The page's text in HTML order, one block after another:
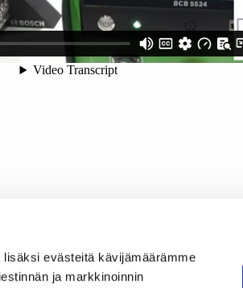
evästeitä kävijämäärämme
ja markkinoinnin